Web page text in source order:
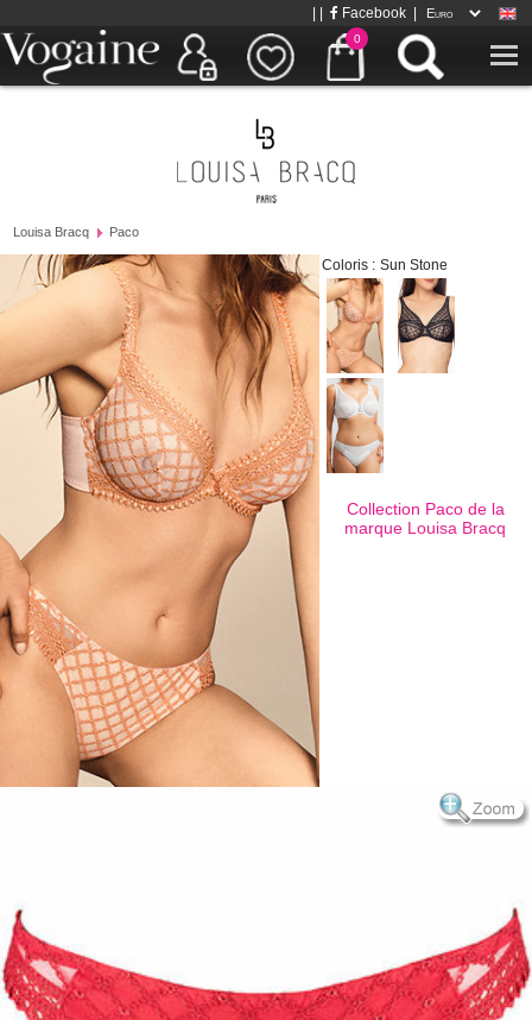
0
Facebook
Louisa Bracq Paco
Coloris : Sun Stone
Collection Paco de la
marque Louisa Bracq